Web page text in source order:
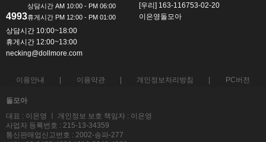
4993
상담시간 10:00~18:00
휴게시간 12:00~13:00
necking@dollmore.com
[우리] 163-116753-02-20
이은영돌모아
이용안내 이용약관 개인정보처리방침 PC버전
돌모아
대표 : 이은영 ㅣ 개인정보 보호 책임자 : 이은영
사업자 등록번호 : 215-13-34359
통신판매업신고번호 : 2002-송파-277